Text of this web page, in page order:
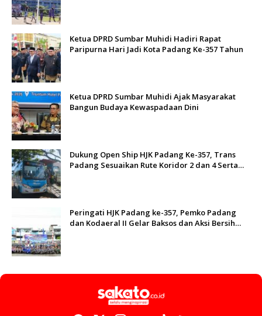
Ketua DPRD Sumbar Muhidi Hadiri Rapat
Paripurna Hari Jadi Kota Padang Ke-357 Tahun
Ketua DPRD Sumbar Muhidi Ajak Masyarakat
Bangun Budaya Kewaspadaan Dini
Dukung Open Ship HJK Padang Ke-357, Trans
Padang Sesuaikan Rute Koridor 2 dan 4 Serta
Peringati HJK Padang ke-357, Pemko Padang
dan Kodaeral II Gelar Baksos dan Aksi Bersih